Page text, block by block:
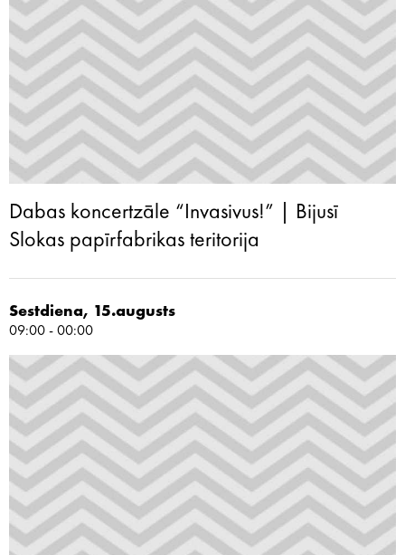
Dabas koncertzāle “Invasivus!” | Bijusī
Slokas papīrfabrikas teritorija
Sestdiena, 15.augusts
09:00 - 00:00